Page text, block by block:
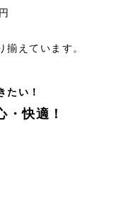
揃えています。
たい！
快適！